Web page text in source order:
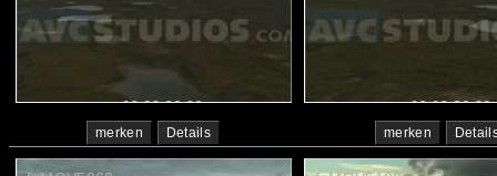
merken Details merken